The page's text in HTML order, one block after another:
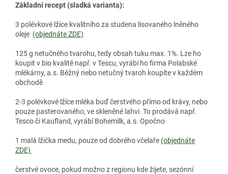
Základní recept (sladká varianta):
3 polévkové lžíce kvalitního za studena lisovaného lněného
oleje (objednáte ZDE)
125 g netučného tvarohu, tedy obsah tuku max. 1%. Lze ho
koupit v bio kvalitě např. v Tescu, vyrábí ho firma Polabské
mlékárny, a.s. Běžný nebo netučný tvaroh koupíte v každém
obchodě
2-3 polévkové lžíce mléka buď čerstvého přímo od krávy, nebo
pouze pasterovaného, ve skleněné lahvi. To prodává např.
Tesco či Kaufland, vyrábí Bohemilk, a.s. Opočno
1 malá lžička medu, pouze od dobrého včelaře (objednáte
ZDE)
čerstvé ovoce, pokud možno z regionu kde žijete, sezónní